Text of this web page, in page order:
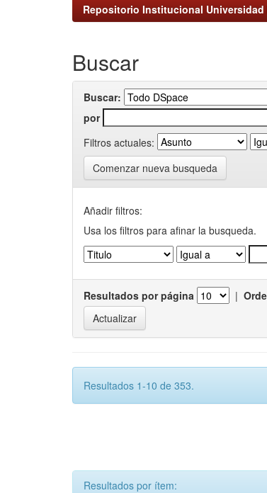
Repositorio Institucional Universidad
Buscar
Buscar:
por
Filtros actuales:
Comenzar nueva busqueda
Añadir filtros:
Usa los filtros para afinar la busqueda.
Resultados por página |
Resultados 1-10 de 353.
Resultados por ítem: